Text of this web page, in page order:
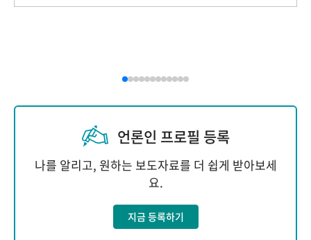
언론인 프로필 등록
나를 알리고, 원하는 보도자료를 더 쉽게 받아보세
요.
지금 등록하기